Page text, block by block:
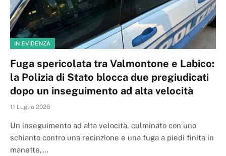
IN EVIDENZA
Fuga spericolata tra Valmontone e Labico:
la Polizia di Stato blocca due pregiudicati
dopo un inseguimento ad alta velocità
11 Luglio 2026
Un inseguimento ad alta velocità, culminato con uno
schianto contro una recinzione e una fuga a piedi finita in
manette,…